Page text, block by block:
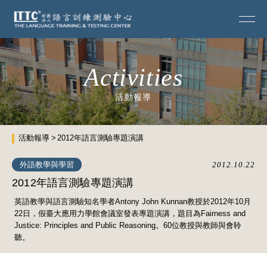
Activities
活動報導
活動報導 2012年語言測驗專題演講
外語教學與學習 2012.10.22
2012年語言測驗專題演講
英語教學與語言測驗知名學者Antony John Kunnan教授於2012年10月
22日，假臺大應用力學館會議室發表專題演講，題目為Fairness and
Justice: Principles and Public Reasoning。60位教授與教師與會聆
聽。